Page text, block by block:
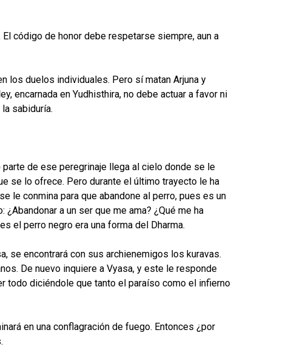
código de honor debe respetarse siempre, aun a
los duelos individuales. Pero sí matan Arjuna y
encarnada en Yudhisthira, no debe actuar a favor ni
sabiduría.
de ese peregrinaje llega al cielo donde se le
se lo ofrece. Pero durante el último trayecto le ha
le conmina para que abandone al perro, pues es un
a un ser que me ama? ¿Qué me ha
el perro negro era una forma del Dharma.
se encontrará con sus archienemigos los kuravas.
De nuevo inquiere a Vyasa, y este le responde
todo diciéndole que tanto el paraíso como el infierno
en una conflagración de fuego. Entonces ¿por